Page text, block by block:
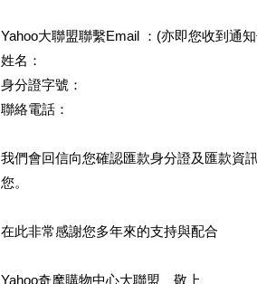
Yahoo大聯盟聯繫Email ：(亦即您收到通
姓名：
身分證字號：
聯絡電話：
我們會回信向您確認匯款身分證及匯款資
您。
在此非常感謝您多年來的支持與配合
Yahoo奇摩購物中心大聯盟 敬上